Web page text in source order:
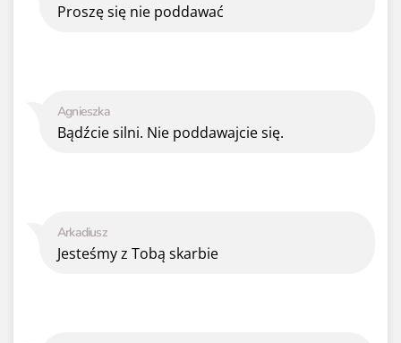
Arkadiusz
Jesteśmy z Tobą skarbie
Agnieszka
Bądźcie silni. Nie poddawajcie się.
Proszę się nie poddawać